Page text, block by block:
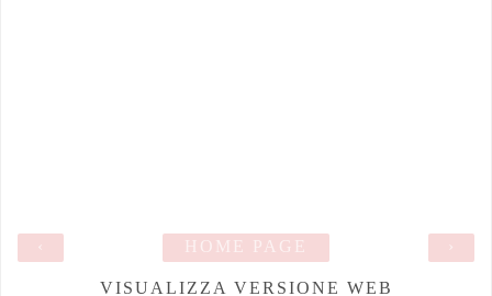
›
HOME PAGE
VISUALIZZA VERSIONE WEB